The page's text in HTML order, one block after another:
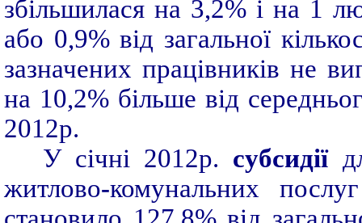
збільшилася на 3,2% і на 1
або 0,9% від загальної
зазначених працівників не
на 10,2% більше від
2012р.
У січні 2012р. субсидії
житлово-комунальних